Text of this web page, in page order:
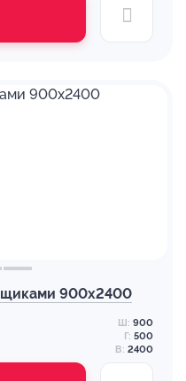
900х2400
Ш: 900
Г: 500
В: 2400